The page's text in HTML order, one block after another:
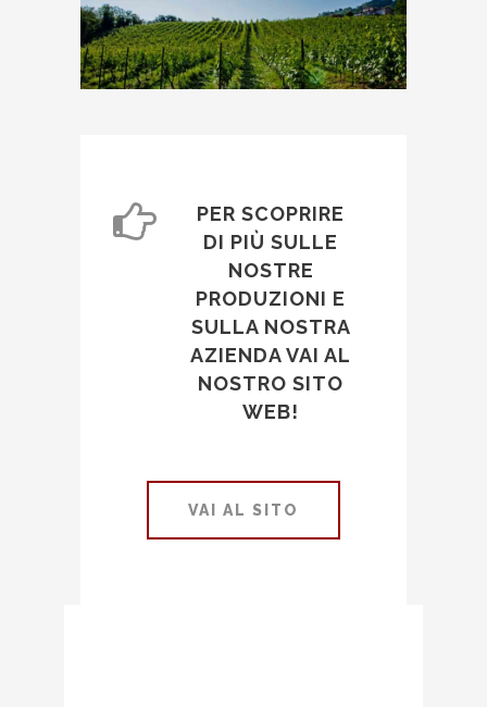
PER SCOPRIRE
DI PIÙ SULLE
NOSTRE
PRODUZIONI E
SULLA NOSTRA
AZIENDA VAI AL
NOSTRO SITO
WEB!
VAI AL SITO